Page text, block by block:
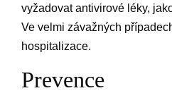
vyžadovat antivirové léky,
Ve velmi závažných
hospitalizace.
Prevence